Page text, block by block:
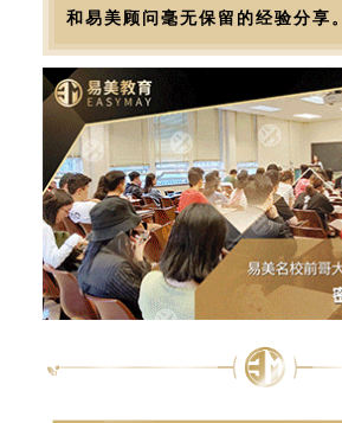
和易美顾问毫无保留的经验分享。